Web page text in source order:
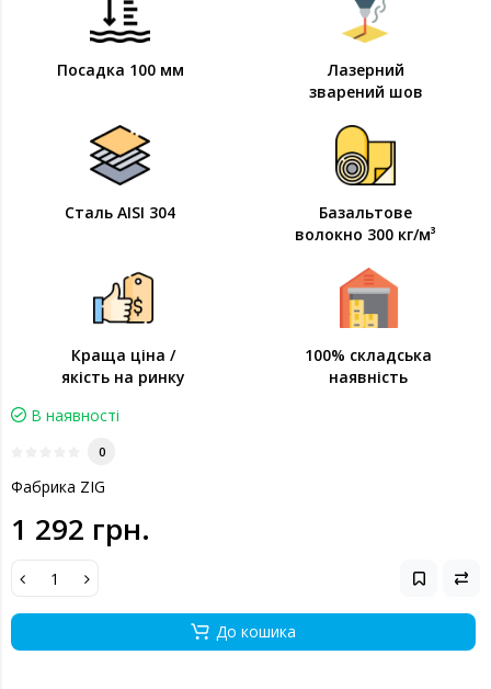
Посадка 100 мм
Лазерний
зварений шов
Сталь AISI 304
Базальтове
волокно 300 кг/м³
Краща ціна /
якість на ринку
100% складська
наявність
В наявності
0
Фабрика ZIG
1 292 грн.
До кошика